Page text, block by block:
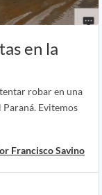
en la
robar en una
Evitemos
Francisco Savino